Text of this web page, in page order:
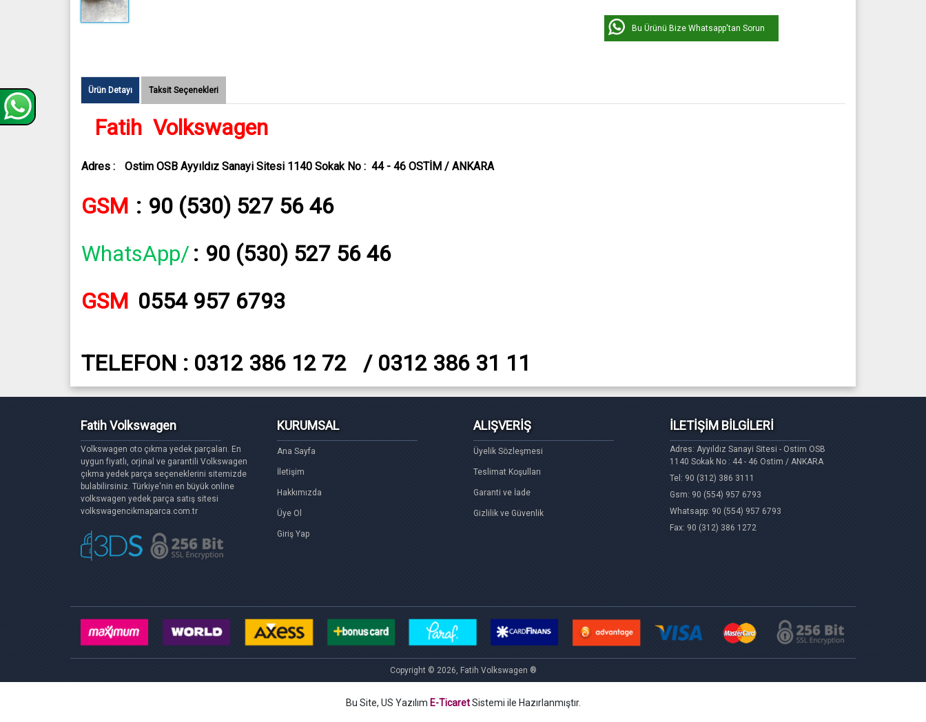
Bu Ürünü Bize Whatsapp'tan Sorun
Ürün Detayı Taksit Seçenekleri
Fatih Volkswagen
Adres : Ostim OSB Ayyıldız Sanayi Sitesi 1140 Sokak No : 44 - 46 OSTİM / ANKARA
GSM : 90 (530) 527 56 46
WhatsApp/ : 90 (530) 527 56 46
GSM 0554 957 6793
TELEFON : 0312 386 12 72 / 0312 386 31 11
Fatih Volkswagen
Volkswagen oto çıkma yedek parçaları. En
uygun fiyatlı, orjinal ve garantili Volkswagen
çıkma yedek parça seçeneklerini sitemizde
bulabilirsiniz. Türkiye'nin en büyük online
volkswagen yedek parça satış sitesi
volkswagencikmaparca.com.tr
KURUMSAL
Ana Sayfa
İletişim
Hakkımızda
Üye Ol
Giriş Yap
ALIŞVERİŞ
Üyelik Sözleşmesi
Teslimat Koşulları
Garanti ve İade
Gizlilik ve Güvenlik
İLETİŞİM BİLGİLERİ
Adres: Ayyıldız Sanayi Sitesi - Ostim OSB
1140 Sokak No : 44 - 46 Ostim / ANKARA
Tel: 90 (312) 386 3111
Gsm: 90 (554) 957 6793
Whatsapp: 90 (554) 957 6793
Fax: 90 (312) 386 1272
Copyright © 2026, Fatih Volkswagen ®
Bu Site, US Yazılım E-TicaretSistemi ile Hazırlanmıştır.